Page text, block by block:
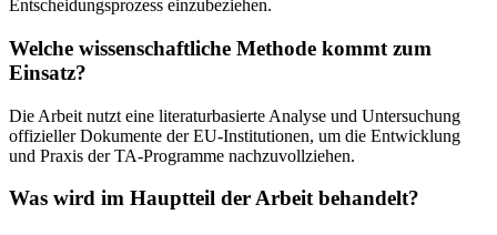
Entscheidungsprozess einzubeziehen.
Welche wissenschaftliche Methode kommt zum
Einsatz?
Die Arbeit nutzt eine literaturbasierte Analyse und Untersuchung
offizieller Dokumente der EU-Institutionen, um die Entwicklung
und Praxis der TA-Programme nachzuvollziehen.
Was wird im Hauptteil der Arbeit behandelt?